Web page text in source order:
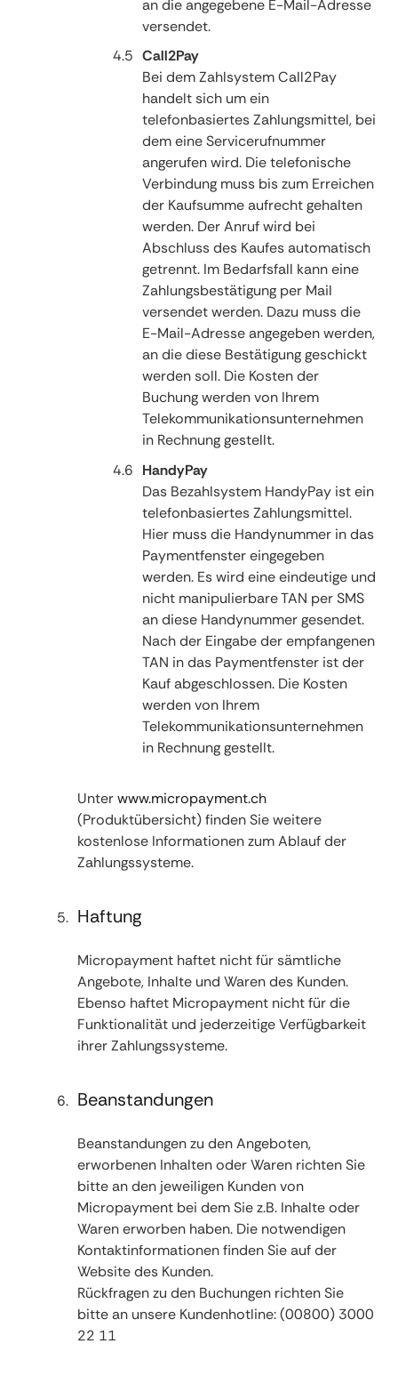
an die angegebene E-Mail-Adresse
versendet.
Call2Pay
Bei dem Zahlsystem Call2Pay
handelt sich um ein
telefonbasiertes Zahlungsmittel, bei
dem eine Servicerufnummer
angerufen wird. Die telefonische
Verbindung muss bis zum Erreichen
der Kaufsumme aufrecht gehalten
werden. Der Anruf wird bei
Abschluss des Kaufes automatisch
getrennt. Im Bedarfsfall kann eine
Zahlungsbestätigung per Mail
versendet werden. Dazu muss die
E-Mail-Adresse angegeben werden,
an die diese Bestätigung geschickt
werden soll. Die Kosten der
Buchung werden von Ihrem
Telekommunikationsunternehmen
in Rechnung gestellt.
HandyPay
Das Bezahlsystem HandyPay ist ein
telefonbasiertes Zahlungsmittel.
Hier muss die Handynummer in das
Paymentfenster eingegeben
werden. Es wird eine eindeutige und
nicht manipulierbare TAN per SMS
an diese Handynummer gesendet.
Nach der Eingabe der empfangenen
TAN in das Paymentfenster ist der
Kauf abgeschlossen. Die Kosten
werden von Ihrem
Telekommunikationsunternehmen
in Rechnung gestellt.
Unterwww.micropayment.ch
(Produktübersicht) finden Sie weitere
kostenlose Informationen zum Ablauf der
Zahlungssysteme.
Haftung
Micropayment haftet nicht für sämtliche
Angebote, Inhalte und Waren des Kunden.
Ebenso haftet Micropayment nicht für die
Funktionalität und jederzeitige Verfügbarkeit
ihrer Zahlungssysteme.
Beanstandungen
Beanstandungen zu den Angeboten,
erworbenen Inhalten oder Waren richten Sie
bitte an den jeweiligen Kunden von
Micropayment bei dem Sie z.B. Inhalte oder
Waren erworben haben. Die notwendigen
Kontaktinformationen finden Sie auf der
Website des Kunden.
Rückfragen zu den Buchungen richten Sie
bitte an unsere Kundenhotline: (00800) 3000
22 11